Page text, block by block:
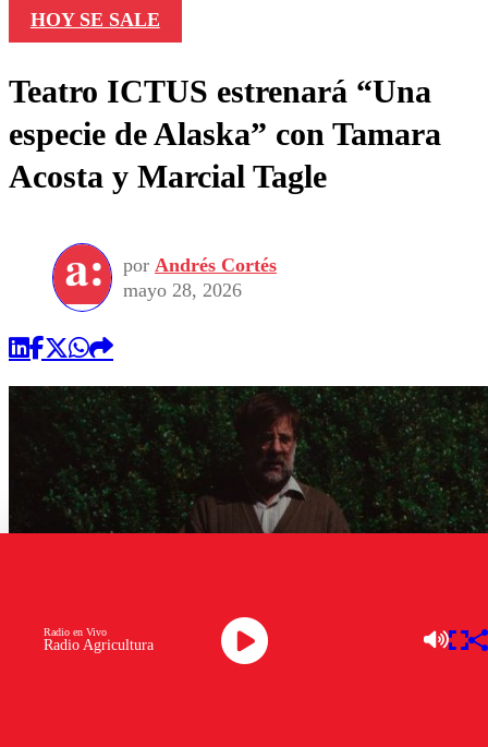
HOY SE SALE
Teatro ICTUS estrenará “Una
especie de Alaska” con Tamara
Acosta y Marcial Tagle
por Andrés Cortés
mayo 28, 2026
Radio Agricultura
Radio en Vivo